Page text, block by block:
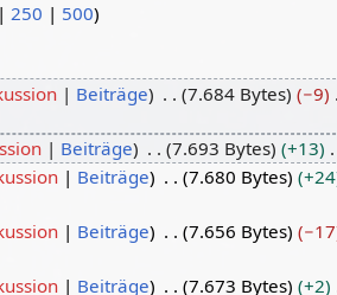
|250 | 500)
Beiträge 7.684 Bytes
−9
Beiträge 7.693 Bytes
+13
Beiträge 7.680 Bytes
+24
Beiträge 7.656 Bytes
−17
Beiträge 7.673 Bytes
+2